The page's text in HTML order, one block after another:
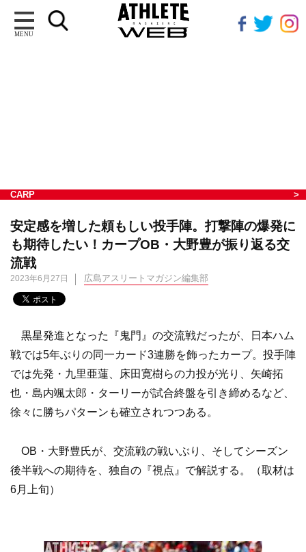
MENU
CARP
安定感を増した頼もしい投手陣。打撃陣の爆発に
も期待したい！カープOB・大野豊が振り返る交
流戦
2023年6月27日 広島アスリートマガジン編集部
黒星発進となった『鬼門』の交流戦だったが、日本ハム
戦では5年ぶりの同一カード3連勝を飾ったカープ。投手陣
では先発・九里亜蓮、床田寛樹らの力投が光り、矢崎拓
也・島内颯太郎・ターリーが試合終盤を引き締めるなど、
徐々に勝ちパターンも確立されつつある。
OB・大野豊氏が、交流戦の戦いぶり、そしてシーズン
後半戦への期待を、独自の『視点』で解説する。（取材は
6月上旬）